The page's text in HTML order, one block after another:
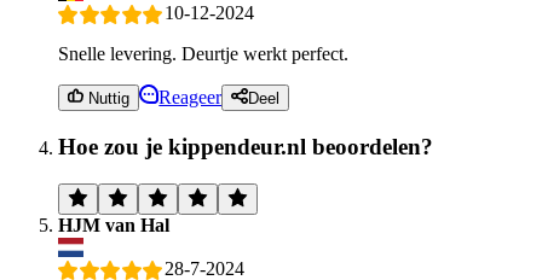
10-12-2024
Snelle levering. Deurtje werkt perfect.
Nuttig Reageer Deel
Hoe zou je kippendeur.nl beoordelen?
HJM van Hal
28-7-2024